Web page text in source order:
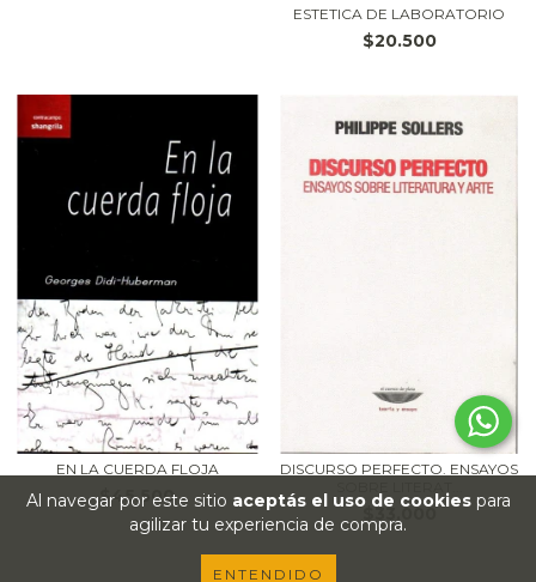
Al navegar por este sitio aceptás el uso de cookiespara
agilizar tu experiencia de compra.
ENTENDIDO
ESTETICA DE LABORATORIO
$20.500
EN LA CUERDA FLOJA
$45.500
DISCURSO PERFECTO. ENSAYOS
$33.000